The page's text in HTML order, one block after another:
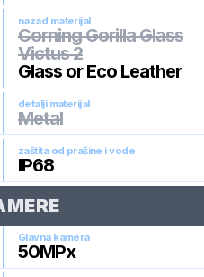
nazad materijal
Corning Gorilla Glass
Victus 2
Glass or Eco Leather
detalji materijal
Metal
zaštita od prašine i vode
IP68
Glavna kamera
50MPx